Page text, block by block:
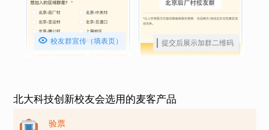
 校友群宣传（填表页） 提交后展示加群二维码
北大科技创新校友会选用的麦客产品
验票